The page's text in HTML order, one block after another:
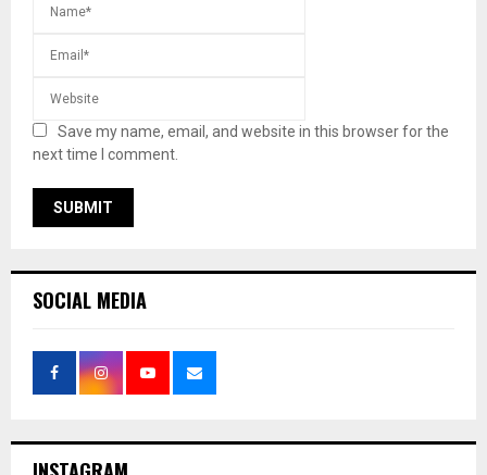
Save my name, email, and website in this browser for the
next time I comment.
SOCIAL MEDIA